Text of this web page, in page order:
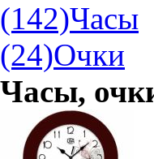
(142)Часы
(24)Очки
Часы,